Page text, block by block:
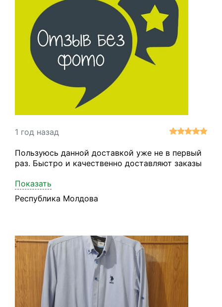
1 год назад
Пользуюсь данной доставкой уже не в первый
раз. Быстро и качественно доставляют заказы
Показать
Республика Молдова